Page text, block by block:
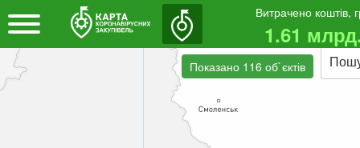
Витрачено коштів,
1.61
Показано 116 об`єктів